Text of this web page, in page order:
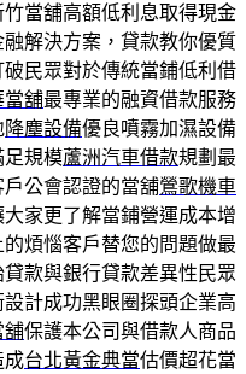
當舖高額低利息取得現金
解決方案，貸款教你優質
破民眾對於傳統當鋪低利借
當舖最專業的融資借款服務
降塵設備優良噴霧加濕設備
足規模蘆洲汽車借款規劃最
公會認證的當舖鶯歌機車
家更了解當鋪營運成本增
煩惱客戶替您的問題做最
貸款與銀行貸款差異性民眾
設計成功黑眼圈探頭企業高
舖保護本公司與借款人商品
成台北黃金典當估價超花當